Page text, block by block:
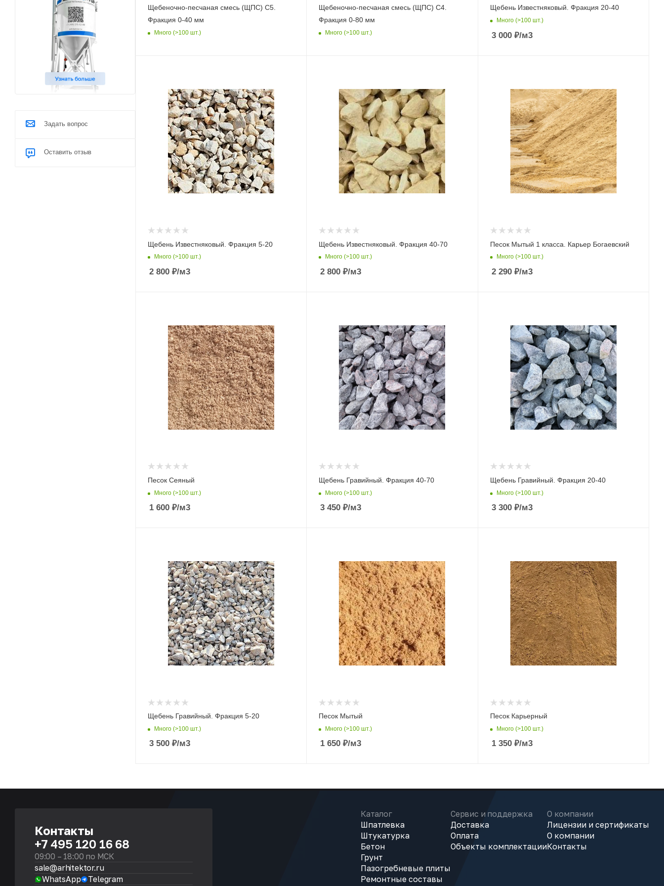
Щебеночно-песчаная смесь (ЩПС) С5.
Фракция 0-40 мм
Много (>100 шт.)
Щебеночно-песчаная смесь (ЩПС) С4.
Фракция 0-80 мм
Много (>100 шт.)
Щебень Известняковый. Фракция 20-40
Много (>100 шт.)
3 000₽/м3
Щебень Известняковый. Фракция 5-20
Много (>100 шт.)
2 800 ₽/м3
Щебень Известняковый. Фракция 40-70
Много (>100 шт.)
2 800 ₽/м3
Песок Мытый 1 класса. Карьер Богаевский
Много (>100 шт.)
2 290₽/м3
Песок Сеяный
Много (>100 шт.)
1 600 ₽/м3
Щебень Гравийный. Фракция 40-70
Много (>100 шт.)
3 450 ₽/м3
Щебень Гравийный. Фракция 20-40
Много (>100 шт.)
3 300₽/м3
Щебень Гравийный. Фракция 5-20
Много (>100 шт.)
3 500 ₽/м3
Песок Мытый
Много (>100 шт.)
1 650 ₽/м3
Песок Карьерный
Много (>100 шт.)
1 350₽/м3
Задать вопрос
Оставить отзыв
Контакты
+7 495 120 16 68
09:00 – 18:00 по МСК
sale@arhitektor.ru
WhatsApp
Telegram
Каталог
Шпатлевка
Штукатурка
Бетон
Грунт
Пазогребневые плиты
Ремонтные составы
Сервис и поддержка
Доставка
Оплата
Объекты комплектации
О компании
Лицензии и сертификаты
О компании
Контакты